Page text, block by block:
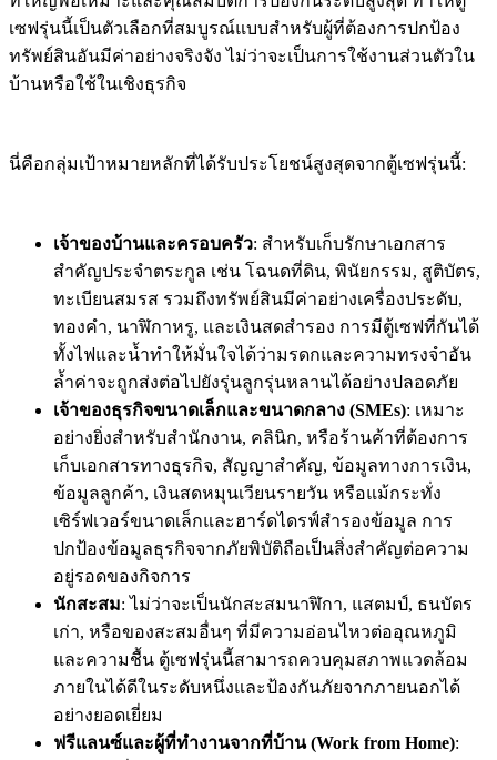
เซฟรุ่นนี้เป็นตัวเลือกที่สมบูรณ์แบบสำหรับผู้ที่ต้องการปกป้อง
ทรัพย์สินอันมีค่าอย่างจริงจัง ไม่ว่าจะเป็นการใช้งานส่วนตัวใน
บ้านหรือใช้ในเชิงธุรกิจ
นี่คือกลุ่มเป้าหมายหลักที่ได้รับประโยชน์สูงสุดจากตู้เซฟรุ่นนี้:
เจ้าของบ้านและครอบครัว: สำหรับเก็บรักษาเอกสาร
สำคัญประจำตระกูล เช่น โฉนดที่ดิน, พินัยกรรม, สูติบัตร,
ทะเบียนสมรส รวมถึงทรัพย์สินมีค่าอย่างเครื่องประดับ,
ทองคำ, นาฬิกาหรู, และเงินสดสำรอง การมีตู้เซฟที่กันได้
ทั้งไฟและน้ำทำให้มั่นใจได้ว่ามรดกและความทรงจำอัน
ล้ำค่าจะถูกส่งต่อไปยังรุ่นลูกรุ่นหลานได้อย่างปลอดภัย
เจ้าของธุรกิจขนาดเล็กและขนาดกลาง (SMEs): เหมาะ
อย่างยิ่งสำหรับสำนักงาน, คลินิก, หรือร้านค้าที่ต้องการ
เก็บเอกสารทางธุรกิจ, สัญญาสำคัญ, ข้อมูลทางการเงิน,
ข้อมูลลูกค้า, เงินสดหมุนเวียนรายวัน หรือแม้กระทั่ง
เซิร์ฟเวอร์ขนาดเล็กและฮาร์ดไดรฟ์สำรองข้อมูล การ
ปกป้องข้อมูลธุรกิจจากภัยพิบัติถือเป็นสิ่งสำคัญต่อความ
อยู่รอดของกิจการ
นักสะสม: ไม่ว่าจะเป็นนักสะสมนาฬิกา, แสตมป์, ธนบัตร
เก่า, หรือของสะสมอื่นๆ ที่มีความอ่อนไหวต่ออุณหภูมิ
และความชื้น ตู้เซฟรุ่นนี้สามารถควบคุมสภาพแวดล้อม
ภายในได้ดีในระดับหนึ่งและป้องกันภัยจากภายนอกได้
อย่างยอดเยี่ยม
ฟรีแลนซ์และผู้ที่ทำงานจากที่บ้าน (Work from Home):